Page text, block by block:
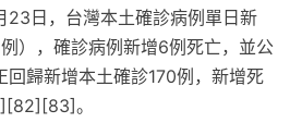
日，台灣本土確診病例單日新
），確診病例新增6例死亡，並公
歸新增本土確診170例，新增死
。